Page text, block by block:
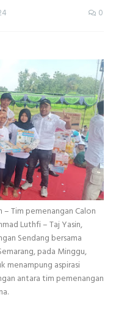
0
Tim pemenangan Calon
Luthfi – Taj Yasin,
Sendang bersama
pada Minggu,
menampung aspirasi
antara tim pemenangan